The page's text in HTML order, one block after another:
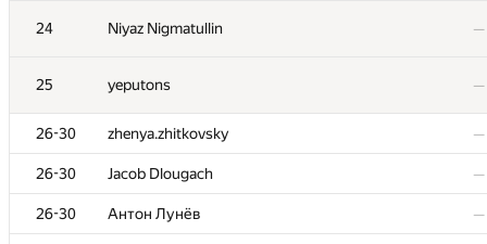
24 Niyaz Nigmatullin —
25 yeputons —
26-30 zhenya.zhitkovsky —
26-30 Jacob Dlougach —
26-30 Антон Лунёв —
24 Niyaz Nigmatullin —
25 yeputons —
26-30 zhenya.zhitkovsky —
26-30 Jacob Dlougach —
26-30 Антон Лунёв —